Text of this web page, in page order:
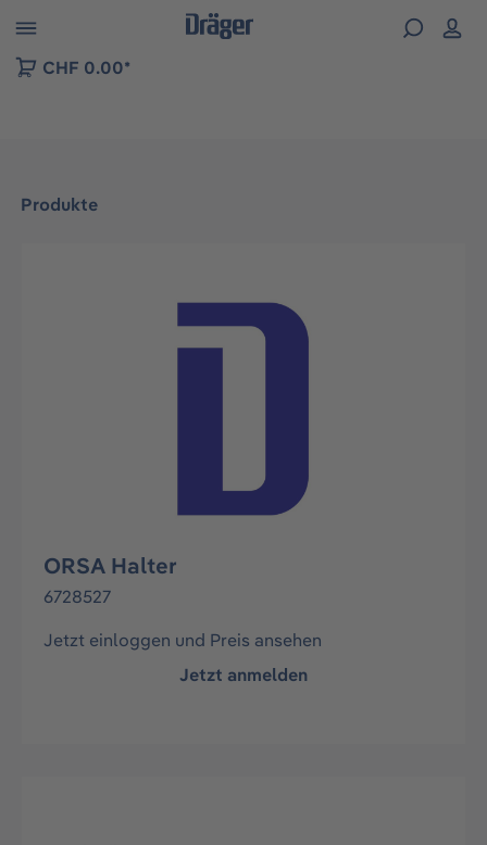
der B2B-Plattform springen
CHF 0.00*
Produkte
Bildergalerie überspringen
ORSA Halter
6728527
Jetzt einloggen und Preis ansehen
Jetzt anmelden